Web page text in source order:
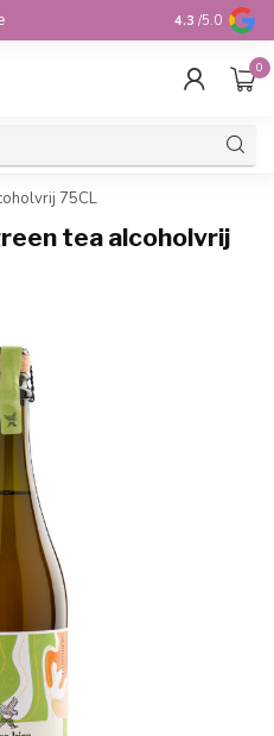
Voor 16:00
4.3 /5.0
0
75CL
tea alcoholvrij